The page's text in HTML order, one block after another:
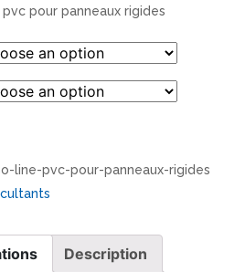
pour panneaux rigides
line-pvc-pour-panneaux-rigides
Description